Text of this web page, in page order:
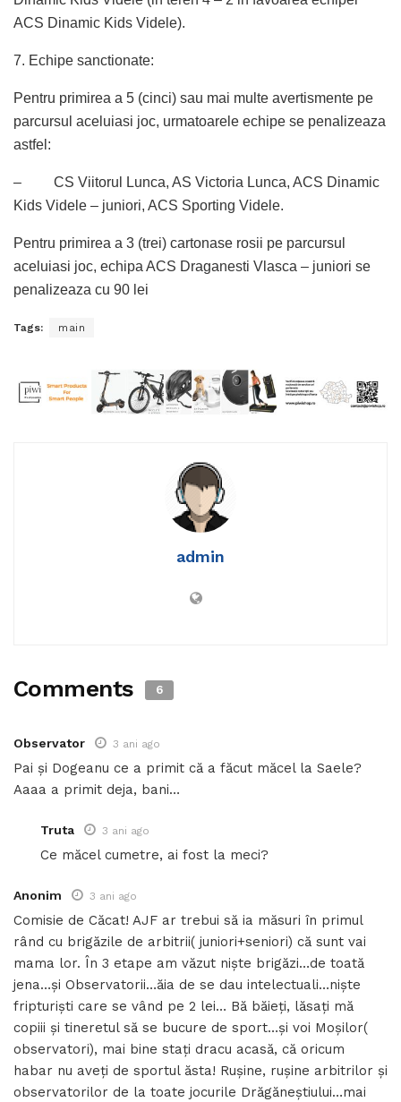
ACS Dinamic Kids Videle).
7. Echipe sanctionate:
Pentru primirea a 5 (cinci) sau mai multe avertismente pe
parcursul aceluiasi joc, urmatoarele echipe se penalizeaza
astfel:
– CS Viitorul Lunca, AS Victoria Lunca, ACS Dinamic
Kids Videle – juniori, ACS Sporting Videle.
Pentru primirea a 3 (trei) cartonase rosii pe parcursul
aceluiasi joc, echipa ACS Draganesti Vlasca – juniori se
penalizeaza cu 90 lei
Tags: main
admin
Comments 6
Observator 3 ani ago
Pai și Dogeanu ce a primit că a făcut măcel la Saele?
Aaaa a primit deja, bani…
Truta 3 ani ago
Ce măcel cumetre, ai fost la meci?
Anonim 3 ani ago
Comisie de Căcat! AJF ar trebui să ia măsuri în primul
rând cu brigăzile de arbitrii( juniori+seniori) că sunt vai
mama lor. În 3 etape am văzut niște brigăzi…de toată
jena…și Observatorii…ăia de se dau intelectuali…niște
fripturiști care se vând pe 2 lei… Bă băieți, lăsați mă
copiii și tineretul să se bucure de sport…și voi Moșilor(
observatori), mai bine stați dracu acasă, că oricum
habar nu aveți de sportul ăsta! Rușine, rușine arbitrilor și
observatorilor de la toate jocurile Drăgăneștiului…mai